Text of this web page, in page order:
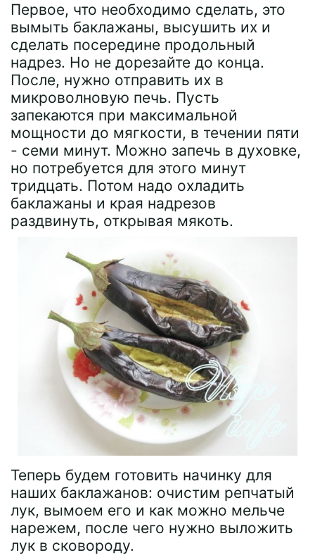
Первое, что необходимо сделать, это
вымыть баклажаны, высушить их и
сделать посередине продольный
надрез. Но не дорезайте до конца.
После, нужно отправить их в
микроволновую печь. Пусть
запекаются при максимальной
мощности до мягкости, в течении пяти
- семи минут. Можно запечь в духовке,
но потребуется для этого минут
тридцать. Потом надо охладить
баклажаны и края надрезов
раздвинуть, открывая мякоть.
Теперь будем готовить начинку для
наших баклажанов: очистим репчатый
лук, вымоем его и как можно мельче
нарежем, после чего нужно выложить
лук в сковороду.